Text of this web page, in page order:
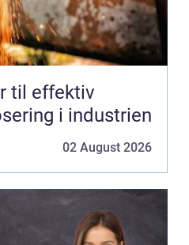
til effektiv
i industrien
02 August 2026